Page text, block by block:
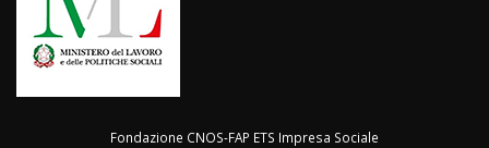
Fondazione CNOS-FAP ETS Impresa Sociale